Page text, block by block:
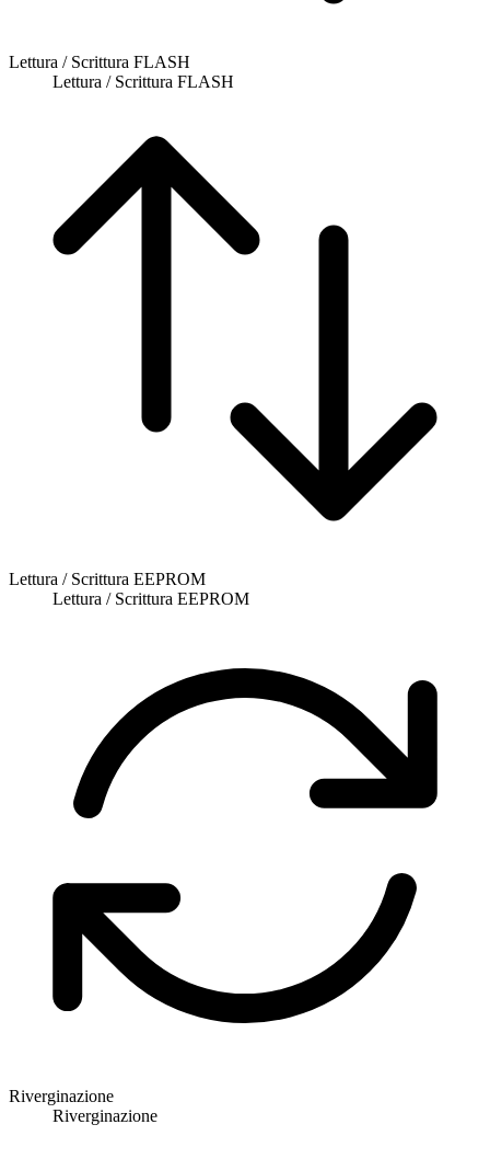
Lettura / Scrittura FLASH
Lettura / Scrittura FLASH
Lettura / Scrittura EEPROM
Lettura / Scrittura EEPROM
Riverginazione
Riverginazione